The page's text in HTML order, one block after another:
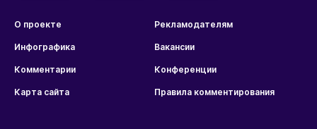
О проекте Рекламодателям
Инфографика Вакансии
Комментарии Конференции
Карта сайта Правила комментирования